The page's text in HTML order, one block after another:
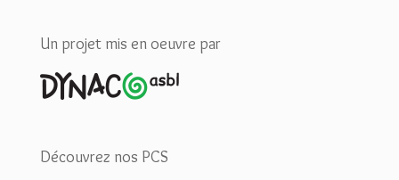
Un projet mis en oeuvre par
Découvrez nos PCS